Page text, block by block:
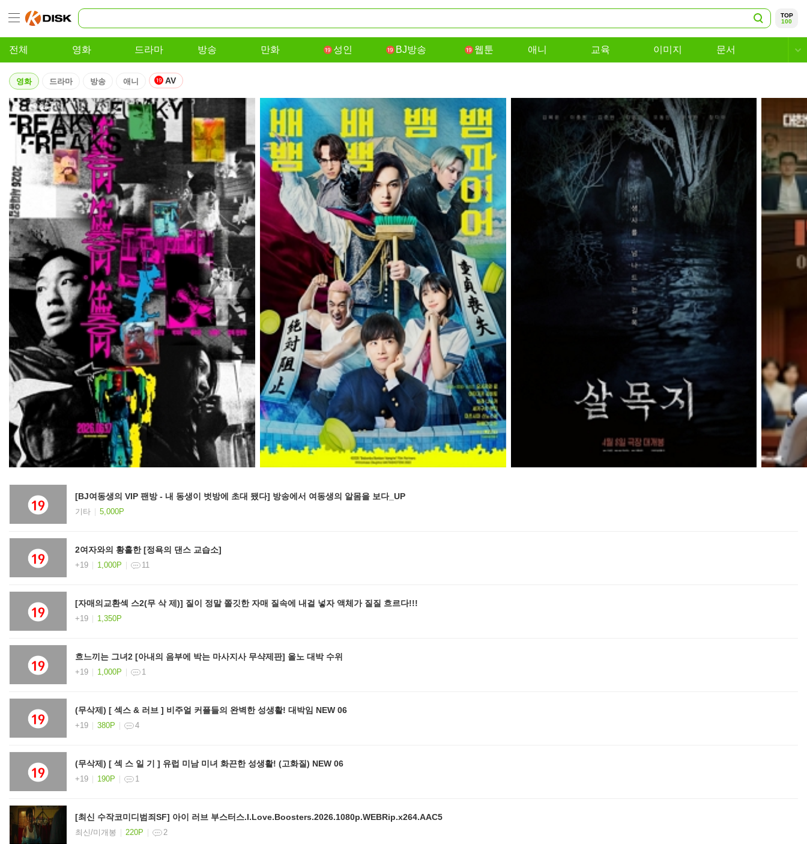
TOP
100
전체 영화 드라마 방송 만화 성인 BJ방송 웹툰 애니 교육 이미지 문서
영화 드라마 방송 애니 AV
[BJ여동생의 VIP 팬방 - 내 동생이 벗방에 초대 됐다] 방송에서 여동생의 알몸을 보다_UP
기타 5,000P
2여자와의 황홀한 [정욕의 댄스 교습소]
+19 1,000P 11
[자매의교환섹 스2(무 삭 제)] 질이 정말 쫄깃한 자매 질속에 내걸 넣자 액체가 질질 흐르다!!!
+19 1,350P
흐느끼는 그녀2 [아내의 음부에 박는 마사지사 무샥제판] 올노 대박 수위
+19 1,000P 1
(무삭제) [ 섹스 & 러브 ] 비주얼 커플들의 완벽한 성생활! 대박임 NEW 06
+19 380P 4
(무삭제) [ 섹 스 일 기 ] 유럽 미남 미녀 화끈한 성생활! (고화질) NEW 06
+19 190P 1
[최신 수작코미디범죄SF] 아이 러브 부스터스.I.Love.Boosters.2026.1080p.WEBRip.x264.AAC5
최신/미개봉 220P 2